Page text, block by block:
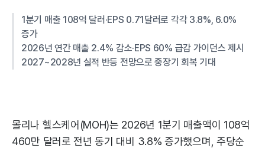
1분기 매출 108억 달러·EPS 0.71달러로 각각 3.8%, 6.0%
증가
2026년 연간 매출 2.4% 감소·EPS 60% 급감 가이던스 제시
2027~2028년 실적 반등 전망으로 중장기 회복 기대
몰리나 헬스케어(MOH)는 2026년 1분기 매출액이 108억
460만 달러로 전년 동기 대비 3.8% 증가했으며, 주당순